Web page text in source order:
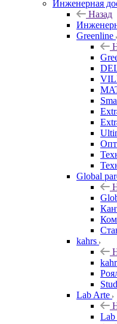
Инженерная
Назад
Greenline
Global
kahrs
Lab Arte
Lab